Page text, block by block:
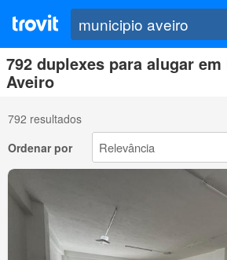
792 duplexes para alugar
Aveiro
792 resultados
Ordenar por